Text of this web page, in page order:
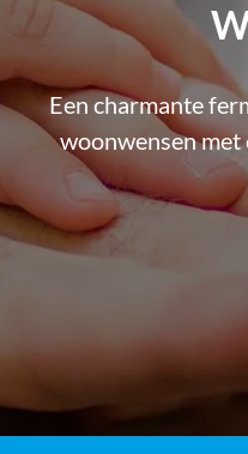
Een charmante
woonwensen met